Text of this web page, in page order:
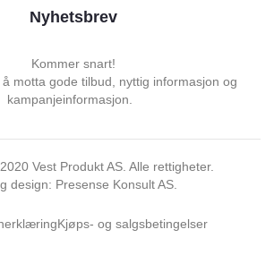
Nyhetsbrev
Kommer snart!
motta gode tilbud, nyttig informasjon og
kampanjeinformasjon.
2020 Vest Produkt AS. Alle rettigheter.
design: Presense Konsult AS.
Kjøps- og salgsbetingelser